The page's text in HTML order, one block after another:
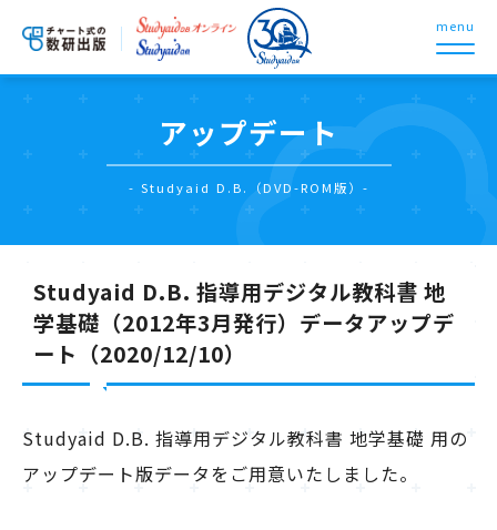
menu
アップデート
- Studyaid D.B.（DVD-ROM版）-
Studyaid D.B. 指導用デジタル教科書 地
学基礎（2012年3月発行）データアップデ
ート（2020/12/10）
Studyaid D.B. 指導用デジタル教科書 地学基礎 用の
アップデート版データをご用意いたしました。